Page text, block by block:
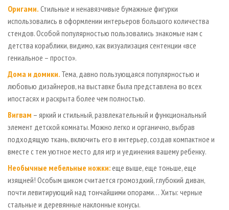
Оригами. Стильные и ненавязчивые бумажные фигурки
использовались в оформлении интерьеров большого количества
стендов. Особой популярностью пользовались знакомые нам с
детства кораблики, видимо, как визуализация сентенции «все
гениальное – просто».
Дома и домики. Тема, давно пользующаяся популярностью и
любовью дизайнеров, на выставке была представлена во всех
ипостасях и раскрыта более чем полностью.
Вигвам – яркий и стильный, развлекательный и функциональный
элемент детской комнаты. Можно легко и органично, выбрав
подходящую ткань, включить его в интерьер, создав компактное и
вместе с тем уютное место для игр и уединения вашему ребенку.
Необычные мебельные ножки: еще выше, еще тоньше, еще
изящней! Особым шиком считается громоздкий, глубокий диван,
почти левитирующий над тончайшими опорами… Хиты: черные
стальные и деревянные наклонные конусы.